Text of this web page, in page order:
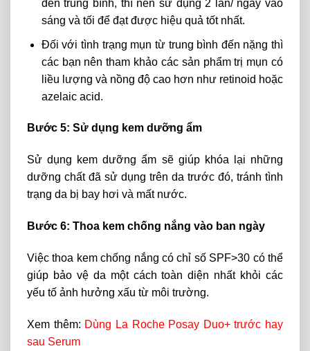
đến trung bình, thì nên sử dụng 2 lần/ ngày vào
sáng và tối để đạt được hiệu quả tốt nhất.
Đối với tình trạng mụn từ trung bình đến nặng thì
các bạn nên tham khảo các sản phẩm trị mụn có
liều lượng và nồng độ cao hơn như retinoid hoặc
azelaic acid.
Bước 5: Sử dụng kem dưỡng ẩm
Sử dụng kem dưỡng ẩm sẽ giúp khóa lại những
dưỡng chất đã sử dụng trên da trước đó, tránh tình
trạng da bị bay hơi và mất nước.
Bước 6: Thoa kem chống nắng vào ban ngày
Việc thoa kem chống nắng có chỉ số SPF>30 có thể
giúp bảo vệ da một cách toàn diện nhất khỏi các
yếu tố ảnh hưởng xấu từ môi trường.
Xem thêm: Dùng La Roche Posay Duo+ trước hay
sau Serum